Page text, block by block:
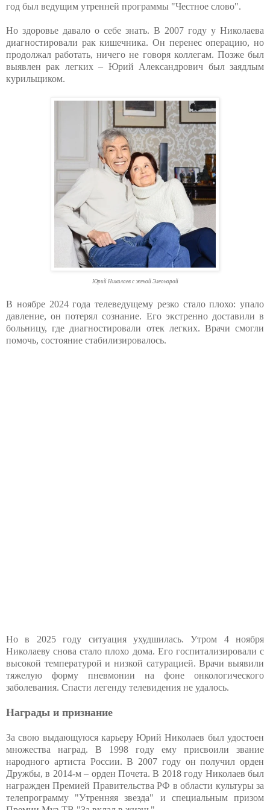
год был ведущим утренней программы "Честное слово".
Но здоровье давало о себе знать. В 2007 году у Николаева
диагностировали рак кишечника. Он перенес операцию, но
продолжал работать, ничего не говоря коллегам. Позже был
выявлен рак легких – Юрий Александрович был заядлым
курильщиком.
Юрий Николаев с женой Элеонорой
В ноябре 2024 года телеведущему резко стало плохо: упало
давление, он потерял сознание. Его экстренно доставили в
больницу, где диагностировали отек легких. Врачи смогли
помочь, состояние стабилизировалось.
Но в 2025 году ситуация ухудшилась. Утром 4 ноября
Николаеву снова стало плохо дома. Его госпитализировали с
высокой температурой и низкой сатурацией. Врачи выявили
тяжелую форму пневмонии на фоне онкологического
заболевания. Спасти легенду телевидения не удалось.
Награды и признание
За свою выдающуюся карьеру Юрий Николаев был удостоен
множества наград. В 1998 году ему присвоили звание
народного артиста России. В 2007 году он получил орден
Дружбы, в 2014-м – орден Почета. В 2018 году Николаев был
награжден Премией Правительства РФ в области культуры за
телепрограмму "Утренняя звезда" и специальным призом